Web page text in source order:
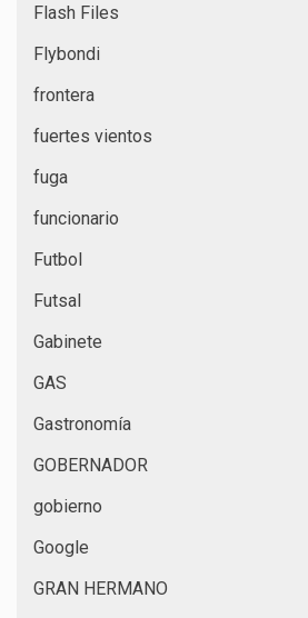
Flash Files
Flybondi
frontera
fuertes vientos
fuga
funcionario
Futbol
Futsal
Gabinete
GAS
Gastronomía
GOBERNADOR
gobierno
Google
GRAN HERMANO